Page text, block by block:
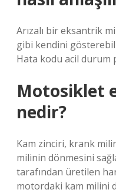
Arızalı bir eksantrik
gibi kendini
Hata kodu acil durum
Motosiklet
nedir?
Kam zinciri, krank
milinin dönmesini
tarafından üretilen
motordaki kam milini